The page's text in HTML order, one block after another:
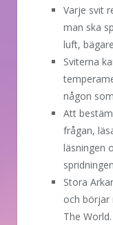
Varje svit
man ska
luft,
Sviterna
någon
Att
frågan,
läsningen
Stora
och börjar
The